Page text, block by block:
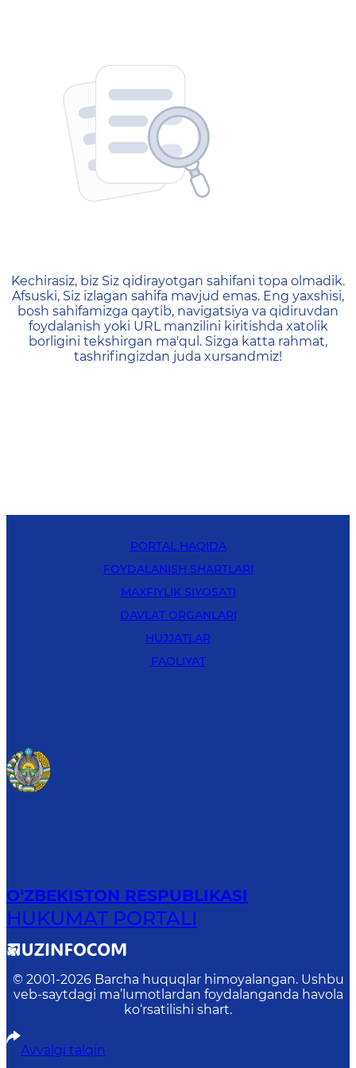
404 — Страница не
Kechirasiz, biz Siz qidirayotgan sahifani topa olmadik.
Afsuski, Siz izlagan sahifa mavjud emas. Eng yaxshisi,
bosh sahifamizga qaytib, navigatsiya va qidiruvdan
foydalanish yoki URL manzilini kiritishda xatolik
borligini tekshirgan ma'qul. Sizga katta rahmat,
tashrifingizdan juda xursandmiz!
PORTAL HAQIDA
FOYDALANISH SHARTLARI
MAXFIYLIK SIYOSATI
DAVLAT ORGANLARI
HUJJATLAR
FAOLIYAT
O‘ZBEKISTON RESPUBLIKASI
HUKUMAT PORTALI
© 2001-2026 Barcha huquqlar himoyalangan. Ushbu
veb-saytdagi ma’lumotlardan foydalanganda havola
ko‘rsatilishi shart.
Avvalgi talqin